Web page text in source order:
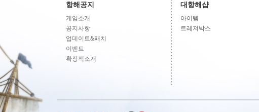
항해공지
게임소개
공지사항
업데이트&패치
이벤트
확장팩소개
대항해샵
아이템
트레져박스